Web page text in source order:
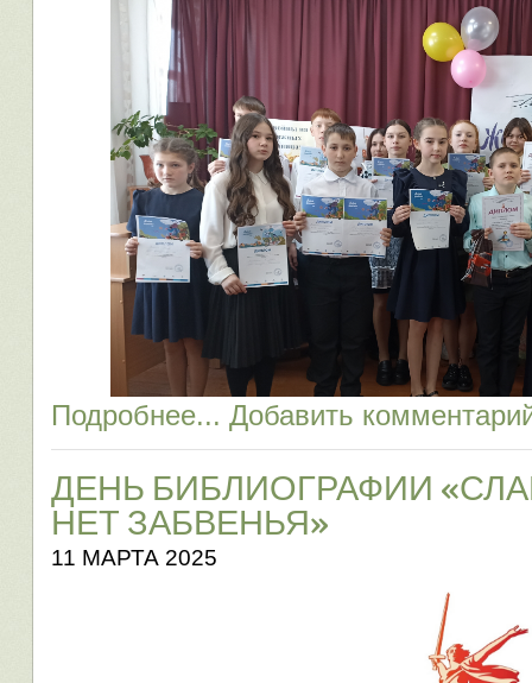
Подробнее... Добавить
ДЕНЬ БИБЛИОГРАФИИ
НЕТ ЗАБВЕНЬЯ»
11 МАРТА 2025